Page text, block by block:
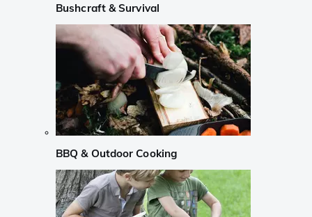
Bushcraft & Survival
BBQ & Outdoor Cooking